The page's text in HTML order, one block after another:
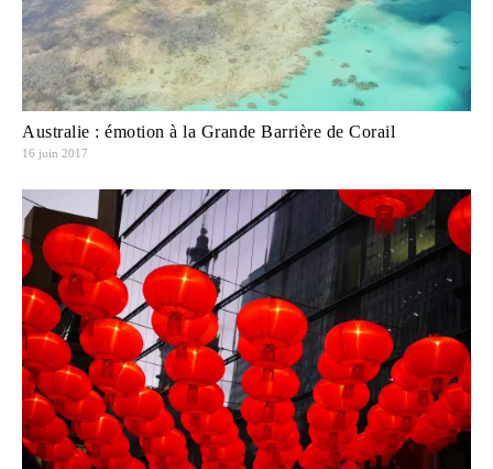
Australie : émotion à la Grande Barrière de Corail
16 juin 2017